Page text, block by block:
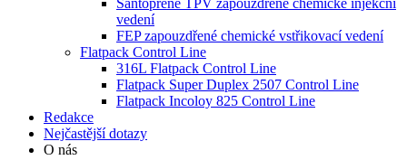
Santoprene TPV zapouzdřené chemické injekční
vedení
FEP zapouzdřené chemické vstřikovací vedení
Flatpack Control Line
316L Flatpack Control Line
Flatpack Super Duplex 2507 Control Line
Flatpack Incoloy 825 Control Line
Redakce
Nejčastější dotazy
O nás